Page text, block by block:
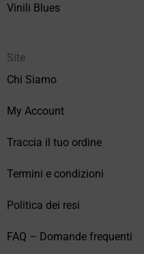
Vinili Blues
Site
Chi Siamo
My Account
Traccia il tuo ordine
Termini e condizioni
Politica dei resi
FAQ – Domande frequenti